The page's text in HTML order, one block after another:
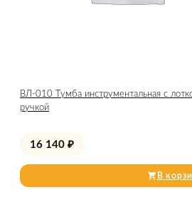
ВЛ-010 Тумба инструментальная с
ручкой
16 140 ₽
В